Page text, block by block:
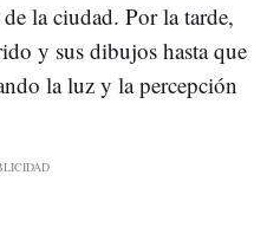
la ciudad. Por la tarde,
y sus dibujos hasta que
la luz y la percepción